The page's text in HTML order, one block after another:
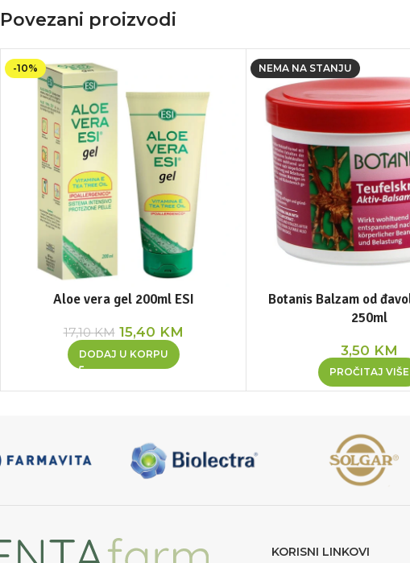
Povezani proizvodi
-10%
Aloe vera gel 200ml ESI
17,10KM 15,40 KM
DODAJ U KORPU
NEMA NA STANJU
Botanis Balzam od
250ml
3,50 KM
PROČITAJ VIŠE
KORISNI LINKOVI